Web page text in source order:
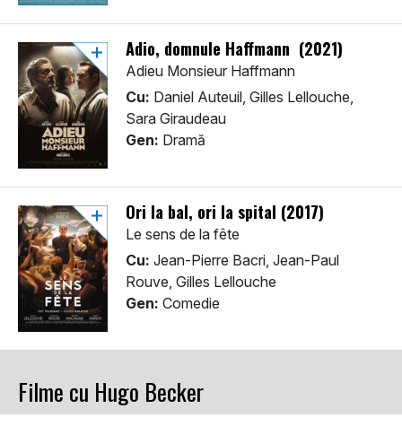
Adio, domnule Haffmann (2021)
Adieu Monsieur Haffmann
Cu: Daniel Auteuil, Gilles Lellouche,
Sara Giraudeau
Gen: Dramă
Ori la bal, ori la spital (2017)
Le sens de la fête
Cu: Jean-Pierre Bacri, Jean-Paul
Rouve, Gilles Lellouche
Gen: Comedie
Filme cu Hugo Becker